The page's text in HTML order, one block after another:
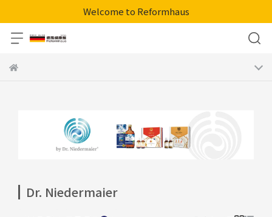
Welcome to Reformhaus
Dr. Niedermaier